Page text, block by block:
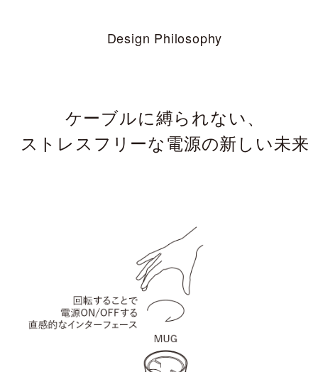
Design Philosophy
ケーブルに縛られない、
ストレスフリーな電源の新しい未来